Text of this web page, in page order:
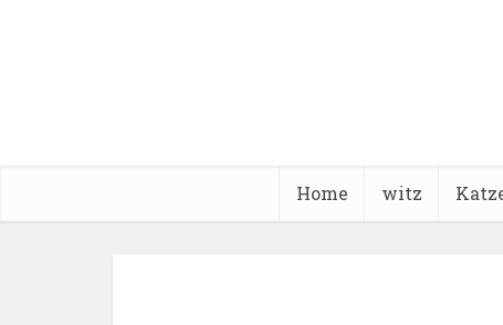
Home witz